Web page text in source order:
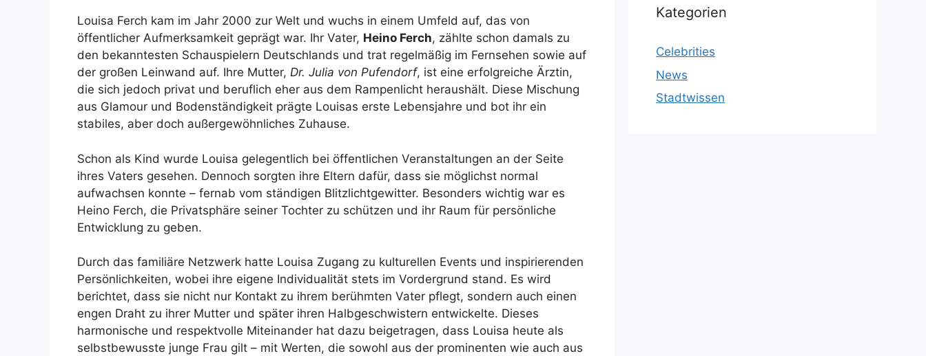
Louisa Ferch kam im Jahr 2000 zur Welt und wuchs in einem Umfeld auf, das von
öffentlicher Aufmerksamkeit geprägt war. Ihr Vater, Heino Ferch, zählte schon damals zu
den bekanntesten Schauspielern Deutschlands und trat regelmäßig im Fernsehen sowie auf
der großen Leinwand auf. Ihre Mutter, Dr. Julia von Pufendorf, ist eine erfolgreiche Ärztin,
die sich jedoch privat und beruflich eher aus dem Rampenlicht heraushält. Diese Mischung
aus Glamour und Bodenständigkeit prägte Louisas erste Lebensjahre und bot ihr ein
stabiles, aber doch außergewöhnliches Zuhause.
Schon als Kind wurde Louisa gelegentlich bei öffentlichen Veranstaltungen an der Seite
ihres Vaters gesehen. Dennoch sorgten ihre Eltern dafür, dass sie möglichst normal
aufwachsen konnte – fernab vom ständigen Blitzlichtgewitter. Besonders wichtig war es
Heino Ferch, die Privatsphäre seiner Tochter zu schützen und ihr Raum für persönliche
Entwicklung zu geben.
Durch das familiäre Netzwerk hatte Louisa Zugang zu kulturellen Events und inspirierenden
Persönlichkeiten, wobei ihre eigene Individualität stets im Vordergrund stand. Es wird
berichtet, dass sie nicht nur Kontakt zu ihrem berühmten Vater pflegt, sondern auch einen
engen Draht zu ihrer Mutter und später ihren Halbgeschwistern entwickelte. Dieses
harmonische und respektvolle Miteinander hat dazu beigetragen, dass Louisa heute als
selbstbewusste junge Frau gilt – mit Werten, die sowohl aus der prominenten wie auch aus
Kategorien
Celebrities
News
Stadtwissen